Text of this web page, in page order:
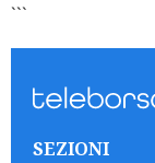
```
SEZIONI